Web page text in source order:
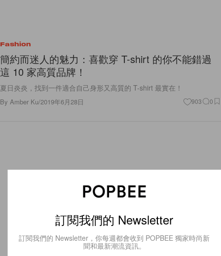
Fashion
簡約而迷人的魅力：喜歡穿 T-shirt 的你不能錯過
這 10 家高質品牌！
夏日炎炎，找到一件適合自己身形又高質的 T-shirt 最實在！
By Amber Ku/2019年6月28日 903 0
訂閱我們的 Newsletter
訂閱我們的 Newsletter，你每週都會收到 POPBEE 獨家時尚新
聞和最新潮流資訊。